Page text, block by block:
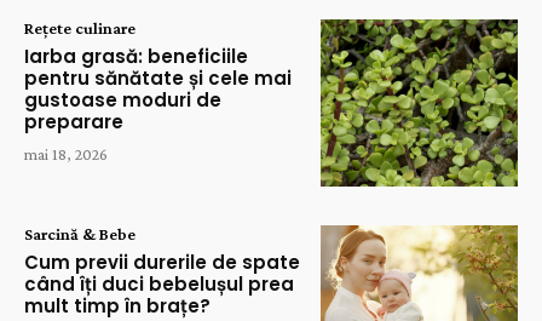
Rețete culinare
Iarba grasă: beneficiile
pentru sănătate și cele mai
gustoase moduri de
preparare
mai 18, 2026
Sarcină & Bebe
Cum previi durerile de spate
când îți duci bebelușul prea
mult timp în brațe?